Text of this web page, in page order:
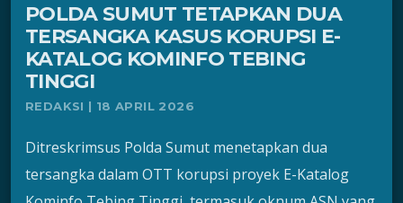
POLDA SUMUT TETAPKAN DUA
TERSANGKA KASUS KORUPSI E-
KATALOG KOMINFO TEBING
TINGGI
REDAKSI | 18 APRIL 2026
Ditreskrimsus Polda Sumut menetapkan dua
tersangka dalam OTT korupsi proyek E-Katalog